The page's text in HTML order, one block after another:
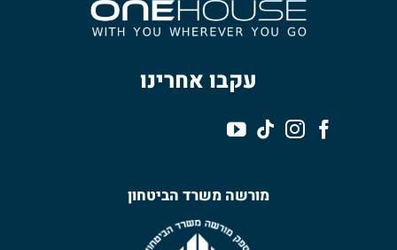
עקבו אחרינו
מורשה משרד הביטחון